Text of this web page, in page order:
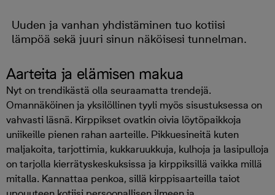
Uuden ja vanhan yhdistäminen tuo kotiisi
lämpöä sekä juuri sinun näköisesi tunnelman.
Aarteita ja elämisen makua
Nyt on trendikästä olla seuraamatta trendejä.
Omannäköinen ja yksilöllinen tyyli myös sisustuksessa on
vahvasti läsnä. Kirppikset ovatkin oivia löytöpaikkoja
uniikeille pienen rahan aarteille. Pikkuesineitä kuten
maljakoita, tarjottimia, kukkaruukkuja, kulhoja ja lasipulloja
on tarjolla kierrätyskeskuksissa ja kirppiksillä vaikka millä
mitalla. Kannattaa penkoa, sillä kirppisaarteilla taiot